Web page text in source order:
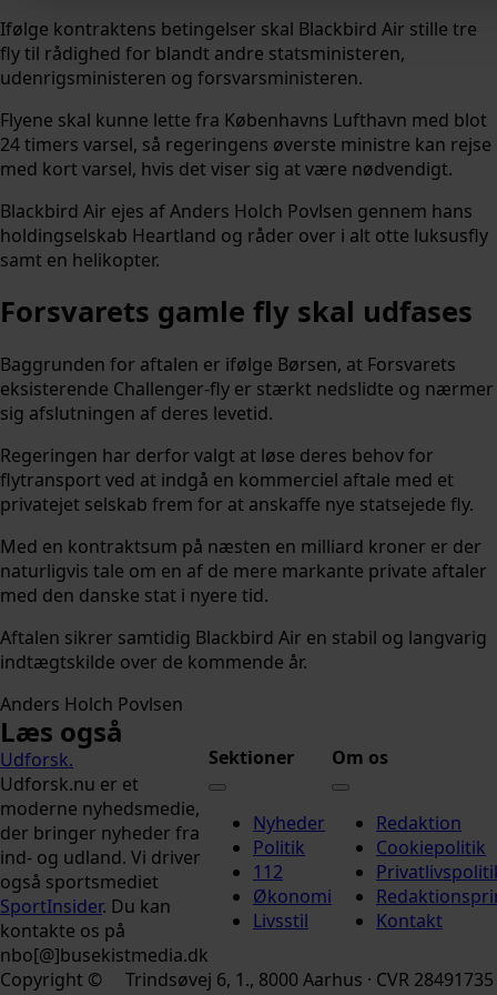
Ifølge kontraktens betingelser skal Blackbird Air stille tre
fly til rådighed for blandt andre statsministeren,
udenrigsministeren og forsvarsministeren.
Flyene skal kunne lette fra Københavns Lufthavn med blot
24 timers varsel, så regeringens øverste ministre kan rejse
med kort varsel, hvis det viser sig at være nødvendigt.
Blackbird Air ejes af Anders Holch Povlsen gennem hans
holdingselskab Heartland og råder over i alt otte luksusfly
samt en helikopter.
Forsvarets gamle fly skal udfases
Baggrunden for aftalen er ifølge Børsen, at Forsvarets
eksisterende Challenger-fly er stærkt nedslidte og nærmer
sig afslutningen af deres levetid.
Regeringen har derfor valgt at løse deres behov for
flytransport ved at indgå en kommerciel aftale med et
privatejet selskab frem for at anskaffe nye statsejede fly.
Med en kontraktsum på næsten en milliard kroner er der
naturligvis tale om en af de mere markante private aftaler
med den danske stat i nyere tid.
Aftalen sikrer samtidig Blackbird Air en stabil og langvarig
indtægtskilde over de kommende år.
Anders Holch Povlsen
Læs også
Udforsk.
Udforsk.nu er et
moderne nyhedsmedie,
der bringer nyheder fra
ind- og udland. Vi driver
også sportsmediet
SportInsider. Du kan
kontakte os på
nbo[@]busekistmedia.dk
Sektioner
Nyheder
Politik
112
Økonomi
Livsstil
Om os
Redaktion
Cookiepolitik
Kontakt
Copyright ©
Trindsøvej 6, 1., 8000 Aarhus · CVR 28491735